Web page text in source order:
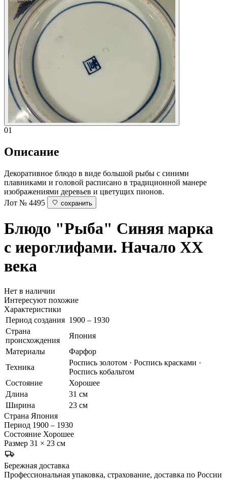
01
Описание
Декоративное блюдо в виде большой рыбы с синими
плавниками и головой расписано в традиционной манере
изображениями деревьев и цветущих пионов.
Лот № 4495
сохранить
Блюдо "Рыба" Синяя марка
с иероглифами. Начало ХХ
века
Нет в наличии
Интересуют похожие
Характеристики
Период создания 1900 – 1930
Страна
происхождения
Япония
Материалы
Фарфор
Техника
Роспись золотом · Роспись красками ·
Роспись кобальтом
Состояние
Хорошее
Длина
31 см
Ширина
23 см
Страна Япония
Период 1900 – 1930
Состояние Хорошее
Размер 31 × 23 см
Бережная доставка
Профессиональная упаковка, страхование, доставка по России